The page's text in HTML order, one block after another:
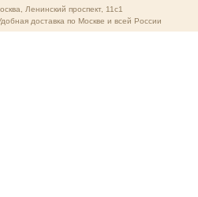
Ленинский проспект, 11с1
доставка по Москве и всей России